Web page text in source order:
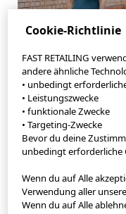
#newinfw26
StyleHint App
Cookie-Richtlinie
FAST RETAILING
andere ähnliche
• unbedingt
• Leistungszwecke
• funktionale Zwecke
• Targeting-Zwecke
Bevor du deine
unbedingt erforderliche
Wenn du auf Alle
Verwendung aller
Wenn du auf Alle